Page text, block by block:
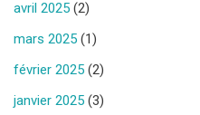
avril 2025 (2)
mars 2025 (1)
février 2025 (2)
janvier 2025 (3)